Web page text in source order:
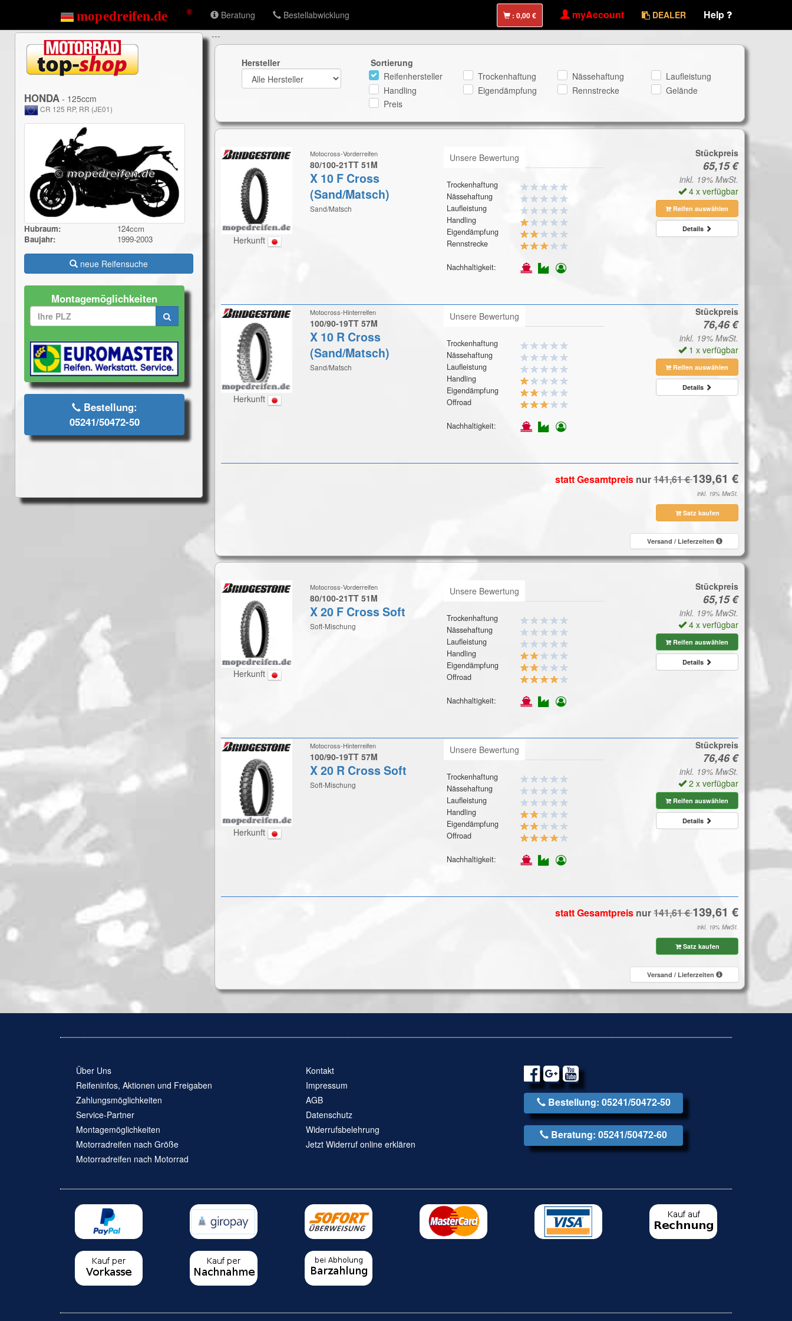
Beratung Bestellabwicklung : myAccount DEALER Help
HONDA - 125ccm
CR 125 RP, RR (JE01)
Hubraum:
124ccm
Baujahr:
1999-2003
neue Reifensuche
Montagemöglichkeiten
Bestellung:
05241/50472-50
---
Hersteller
Sortierung
Reifenhersteller
Trockenhaftung Nässehaftung
Laufleistung
Handling
Eigendämpfung Rennstrecke
Gelände
Preis
Herkunft
Motocross-Vorderreifen
80/100-21TT 51M
X 10 F Cross
(Sand/Matsch)
Sand/Matsch
Unsere Bewertung
Trockenhaftung
Nässehaftung
Laufleistung
Handling
Eigendämpfung
Rennstrecke
Nachhaltigkeit:
Stückpreis
inkl. 19% MwSt.
4 x verfügbar
Reifen auswählen
Details
Herkunft
Motocross-Hinterreifen
100/90-19TT 57M
X 10 R Cross
(Sand/Matsch)
Sand/Matsch
Unsere Bewertung
Trockenhaftung
Nässehaftung
Laufleistung
Handling
Eigendämpfung
Offroad
Nachhaltigkeit:
Stückpreis
inkl. 19% MwSt.
1 x verfügbar
Reifen auswählen
Details
statt Gesamtpreis nur
inkl. 19% MwSt.
Satz kaufen
Versand / Lieferzeiten
Herkunft
Motocross-Vorderreifen
80/100-21TT 51M
X 20 F Cross Soft
Soft-Mischung
Unsere Bewertung
Trockenhaftung
Nässehaftung
Laufleistung
Handling
Eigendämpfung
Offroad
Nachhaltigkeit:
Stückpreis
inkl. 19% MwSt.
4 x verfügbar
Reifen auswählen
Details
Herkunft
Motocross-Hinterreifen
100/90-19TT 57M
X 20 R Cross Soft
Soft-Mischung
Unsere Bewertung
Trockenhaftung
Nässehaftung
Laufleistung
Handling
Eigendämpfung
Offroad
Nachhaltigkeit:
Stückpreis
inkl. 19% MwSt.
2 x verfügbar
Reifen auswählen
Details
statt Gesamtpreis nur
inkl. 19% MwSt.
Satz kaufen
Versand / Lieferzeiten
Über Uns
Reifeninfos, Aktionen und Freigaben
Zahlungsmöglichkeiten
Service-Partner
Montagemöglichkeiten
Motorradreifen nach Größe
Motorradreifen nach Motorrad
Kontakt
Impressum
AGB
Datenschutz
Widerrufsbelehrung
Jetzt Widerruf online erklären
Bestellung: 05241/50472-50
Beratung: 05241/50472-60